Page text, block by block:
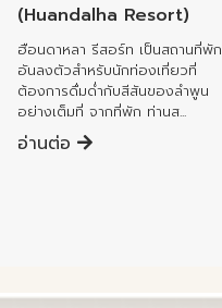
(Huandalha Resort)
ฮือนดาหลา รีสอร์ท เป็นสถานที่พัก
อันลงตัวสำหรับนักท่องเที่ยวที่
ต้องการดื่มด่ำกับสีสันของลำพูน
อย่างเต็มที่ จากที่พัก ท่านส...
อ่านต่อ